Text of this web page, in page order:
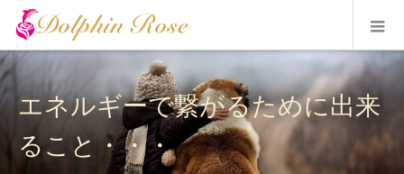
エネルギーで繋がるために出来
ること・・・